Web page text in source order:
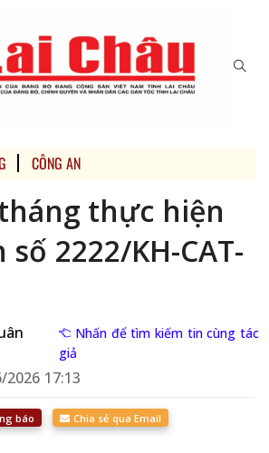
CÔNG AN
thực hiện
2222/KH-CAT-
Nhấn để tìm kiếm tin cùng tác
giả
17:13
báo Chia sẻ qua Email